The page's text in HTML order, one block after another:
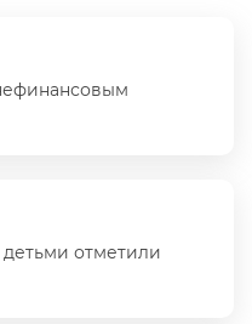
отметили